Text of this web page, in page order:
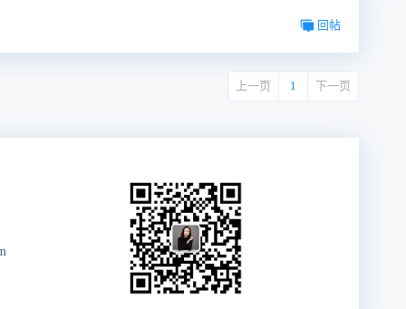
回帖
上一页 1 下一页